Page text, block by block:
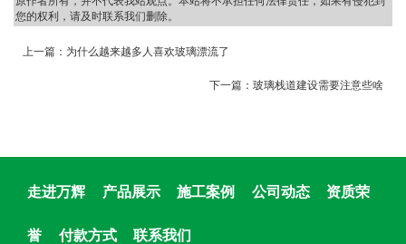
您的权利，请及时联系我们删除。
上一篇： 为什么越来越多人喜欢玻璃漂流了
下一篇： 玻璃栈道建设需要注意些啥
走进万辉 产品展示 施工案例 公司动态 资质荣
誉 付款方式 联系我们